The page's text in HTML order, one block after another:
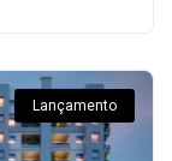
Lançamento